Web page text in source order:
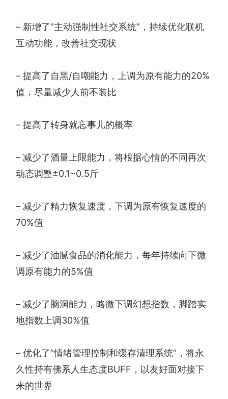
– 新增了“主动强制性社交系统”，持续优化联机
互动功能，改善社交现状
– 提高了自黑/自嘲能力，上调为原有能力的20%
值，尽量减少人前不装比
– 提高了转身就忘事儿的概率
– 减少了酒量上限能力，将根据心情的不同再次
动态调整±0.1~0.5斤
– 减少了精力恢复速度，下调为原有恢复速度的
70%值
– 减少了油腻食品的消化能力，每年持续向下微
调原有能力的5%值
– 减少了脑洞能力，略微下调幻想指数，脚踏实
地指数上调30%值
– 优化了“情绪管理控制和缓存清理系统”，将永
久性持有佛系人生态度BUFF，以友好面对接下
来的世界